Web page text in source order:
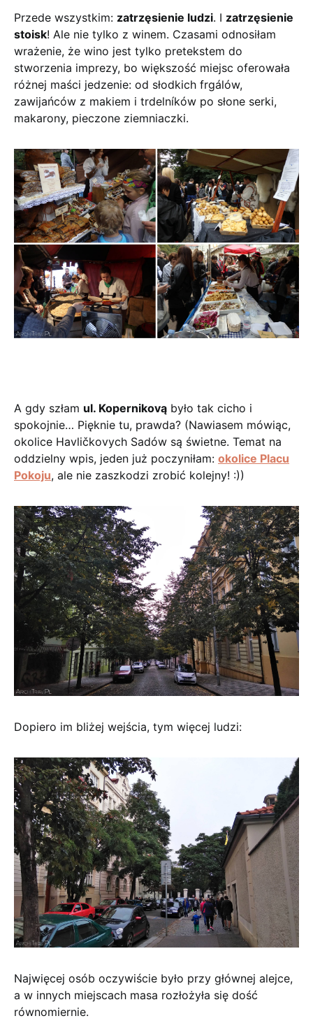
Przede wszystkim: zatrzęsienie ludzi. I zatrzęsienie
stoisk! Ale nie tylko z winem. Czasami odnosiłam
wrażenie, że wino jest tylko pretekstem do
stworzenia imprezy, bo większość miejsc oferowała
różnej maści jedzenie: od słodkich frgálów,
zawijańców z makiem i trdelníków po słone serki,
makarony, pieczone ziemniaczki.
A gdy szłam ul. Kopernikovą było tak cicho i
spokojnie… Pięknie tu, prawda? (Nawiasem mówiąc,
okolice Havličkovych Sadów są świetne. Temat na
oddzielny wpis, jeden już poczyniłam: okolice Placu
Pokoju, ale nie zaszkodzi zrobić kolejny! :))
Dopiero im bliżej wejścia, tym więcej ludzi:
Najwięcej osób oczywiście było przy głównej alejce,
a w innych miejscach masa rozłożyła się dość
równomiernie.